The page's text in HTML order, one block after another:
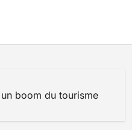
boom du tourisme